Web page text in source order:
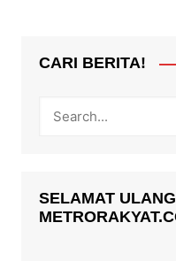
CARI BERITA!
SELAMAT